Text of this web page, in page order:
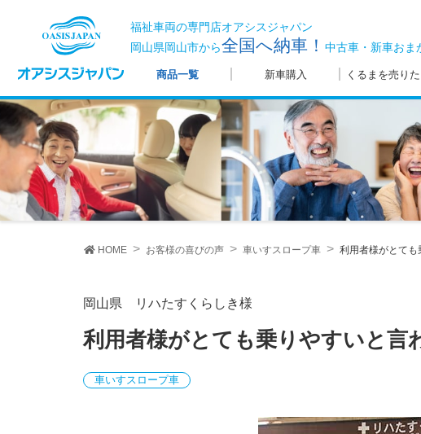
福祉車両の専門店オアシスジャパン
岡山県岡山市から全国へ納車！中古車・新車おま
商品一覧 新車購入 くるまを売り
HOME お客様の喜びの声 車いすスロープ車 利用者様がとても
岡山県 リハたすくらしき様
利用者様がとても乗りやすいと
車いすスロープ車